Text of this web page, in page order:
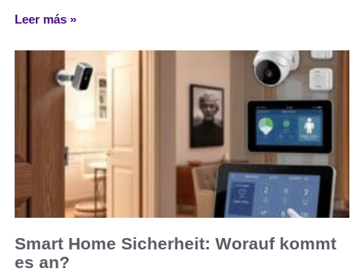
Leer más »
Smart Home Sicherheit: Worauf kommt
es an?